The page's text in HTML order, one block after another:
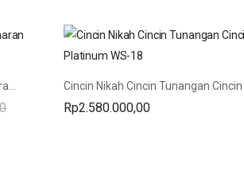
Rp2.580.000,00